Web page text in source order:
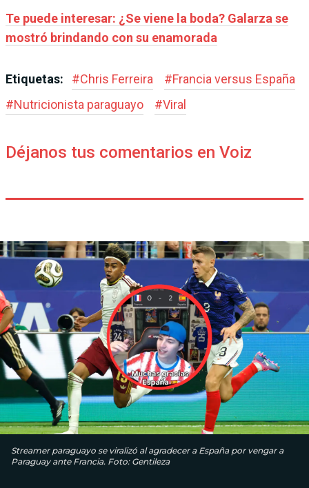
Te puede interesar: ¿Se viene la boda? Galarza se
mostró brindando con su enamorada
Etiquetas: #Chris Ferreira #Francia versus España
#Nutricionista paraguayo #Viral
Déjanos tus comentarios en Voiz
Streamer paraguayo se viralizó al agradecer a España por vengar a
Paraguay ante Francia. Foto: Gentileza